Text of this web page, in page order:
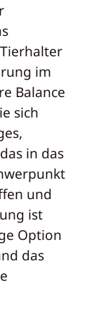
im
Balance
sich
in das
und
ist
Option
das